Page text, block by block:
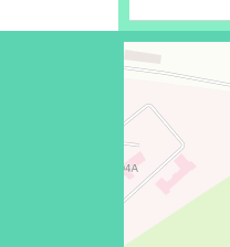
Проспект